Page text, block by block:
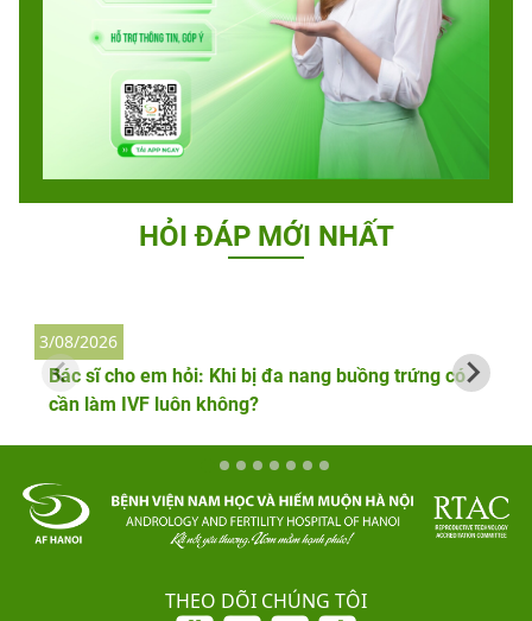
HỎI ĐÁP MỚI NHẤT
Bác sĩ cho em hỏi: Khi bị đa nang buồng trứng có
cần làm IVF luôn không?
3/08/2026
THEO DÕI CHÚNG TÔI